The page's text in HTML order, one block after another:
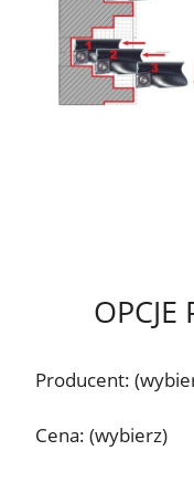
Producent:
Cena: (wybierz)